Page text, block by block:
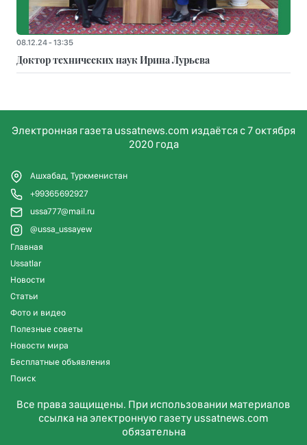
08.12.24 - 13:35
Доктор технических наук Ирина Лурьева
Электронная газета ussatnews.com издаётся с 7 октября
2020 года
Ашхабад, Туркменистан
+99365692927
ussa777@mail.ru
@ussa_ussayew
Главная
Ussatlar
Новости
Статьи
Фото и видео
Полезные советы
Новости мира
Бесплатные объявления
Поиск
Все права защищены. При использовании материалов
ссылка на электронную газету ussatnews.com
обязательна